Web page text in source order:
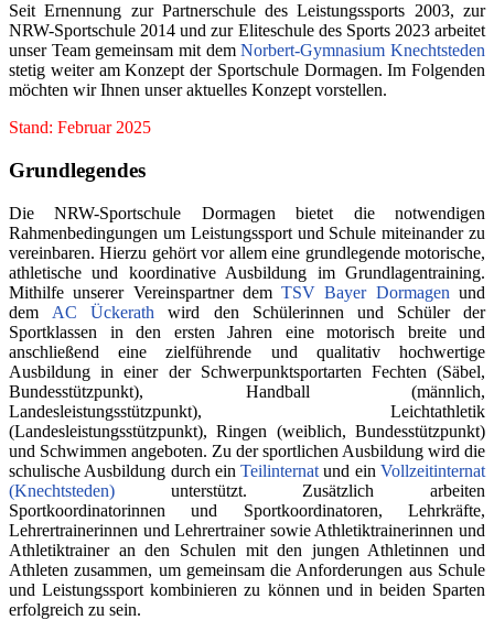
Seit Ernennung zur Partnerschule des Leistungssports 2003, zur
NRW-Sportschule 2014 und zur Eliteschule des Sports 2023 arbeitet
unser Team gemeinsam mit demNorbert-Gymnasium Knechtsteden
stetig weiter am Konzept der Sportschule Dormagen. Im Folgenden
möchten wir Ihnen unser aktuelles Konzept vorstellen.
Stand: Februar 2025
Grundlegendes
Die NRW-Sportschule Dormagen bietet die notwendigen
Rahmenbedingungen um Leistungssport und Schule miteinander zu
vereinbaren. Hierzu gehört vor allem eine grundlegende motorische,
athletische und koordinative Ausbildung im Grundlagentraining.
Mithilfe unserer Vereinspartner dem TSV Bayer Dormagen und
dem
AC Ückerath
wird den Schülerinnen und Schüler der
Sportklassen in den ersten Jahren eine motorisch breite und
anschließend eine zielführende und qualitativ hochwertige
Ausbildung in einer der Schwerpunktsportarten Fechten (Säbel,
Bundesstützpunkt), Handball (männlich,
Landesleistungsstützpunkt), Leichtathletik
(Landesleistungsstützpunkt), Ringen (weiblich, Bundesstützpunkt)
und Schwimmen angeboten. Zu der sportlichen Ausbildung wird die
schulische Ausbildung durch ein Teilinternat und ein Vollzeitinternat
(Knechtsteden)
unterstützt. Zusätzlich arbeiten
Sportkoordinatorinnen und Sportkoordinatoren, Lehrkräfte,
Lehrertrainerinnen und Lehrertrainer sowie Athletiktrainerinnen und
Athletiktrainer an den Schulen mit den jungen Athletinnen und
Athleten zusammen, um gemeinsam die Anforderungen aus Schule
und Leistungssport kombinieren zu können und in beiden Sparten
erfolgreich zu sein.